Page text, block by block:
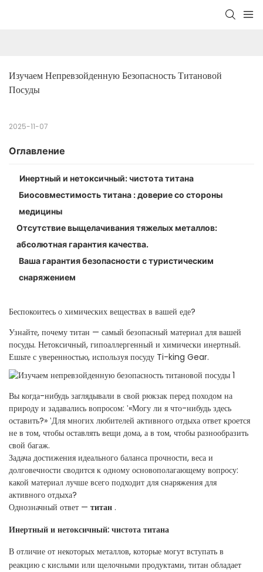
Изучаем Непревзойденную Безопасность Титановой
Посуды
2025-11-07
Оглавление
Инертный и нетоксичный: чистота титана
Биосовместимость титана : доверие со стороны
медицины
Отсутствие выщелачивания тяжелых металлов:
абсолютная гарантия качества.
Ваша гарантия безопасности с туристическим
снаряжением
Беспокоитесь о химических веществах в вашей еде?
Узнайте, почему титан — самый безопасный материал для вашей
посуды. Нетоксичный, гипоаллергенный и химически инертный.
Ешьте с уверенностью, используя посуду Ti-king Gear.
Вы когда-нибудь заглядывали в свой рюкзак перед походом на
природу и задавались вопросом: '«Могу ли я что-нибудь здесь
оставить?» 'Для многих любителей активного отдыха ответ кроется
не в том, чтобы оставлять вещи дома, а в том, чтобы разнообразить
свой багаж.
Задача достижения идеального баланса прочности, веса и
долговечности сводится к одному основополагающему вопросу:
какой материал лучше всего подходит для снаряжения для
активного отдыха?
Однозначный ответ — титан .
Инертный и нетоксичный: чистота титана
В отличие от некоторых металлов, которые могут вступать в
реакцию с кислыми или щелочными продуктами, титан обладает